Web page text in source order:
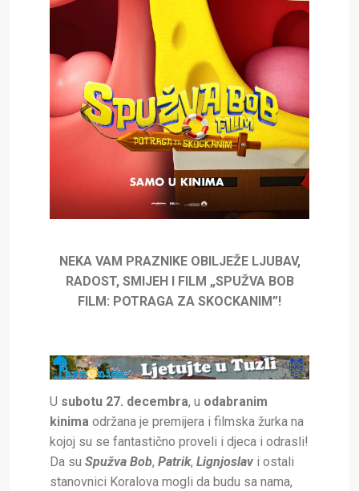
NEKA VAM PRAZNIKE OBILJEŽE LJUBAV,
RADOST, SMIJEH I FILM „SPUŽVA BOB
FILM: POTRAGA ZA SKOCKANIM”!
U subotu 27. decembra, u odabranim
kinima održana je premijera i filmska žurka na
kojoj su se fantastično proveli i djeca i odrasli!
Da su Spužva Bob, Patrik, Lignjoslav i ostali
stanovnici Koralova mogli da budu sa nama,